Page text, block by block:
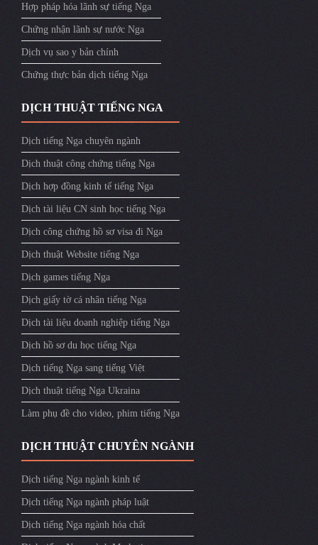
Hợp pháp hóa lãnh sự tiếng Nga
Chứng nhận lãnh sự nước Nga
Dịch vụ sao y bản chính
Chứng thực bản dịch tiếng Nga
DỊCH THUẬT TIẾNG NGA
Dịch tiếng Nga chuyên ngành
Dịch thuật công chứng tiếng Nga
Dịch hợp đồng kinh tế tiếng Nga
Dịch tài liệu CN sinh học tiếng Nga
Dịch công chứng hồ sơ visa đi Nga
Dịch thuật Website tiếng Nga
Dịch games tiếng Nga
Dịch giấy tờ cá nhân tiếng Nga
Dịch tài liệu doanh nghiệp tiếng Nga
Dịch hồ sơ du học tiếng Nga
Dịch tiếng Nga sang tiếng Việt
Dịch thuật tiếng Nga Ukraina
Làm phụ đề cho video, phim tiếng Nga
DỊCH THUẬT CHUYÊN NGÀNH
Dịch tiếng Nga ngành kinh tế
Dịch tiếng Nga ngành pháp luật
Dịch tiếng Nga ngành hóa chất